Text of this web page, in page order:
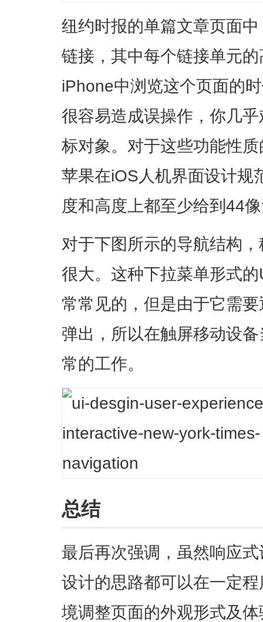
纽约时报的单篇文章页面
链接，其中每个链接单元
iPhone中浏览这个页面的
很容易造成误操作，你几
标对象。对于这些功能性
苹果在iOS人机界面设计规
度和高度上都至少给到44
对于下图所示的导航结构
很大。这种下拉菜单形式
常常见的，但是由于它需
弹出，所以在触屏移动设
常的工作。
总结
最后再次强调，虽然响应
设计的思路都可以在一定
境调整页面的外观形式及